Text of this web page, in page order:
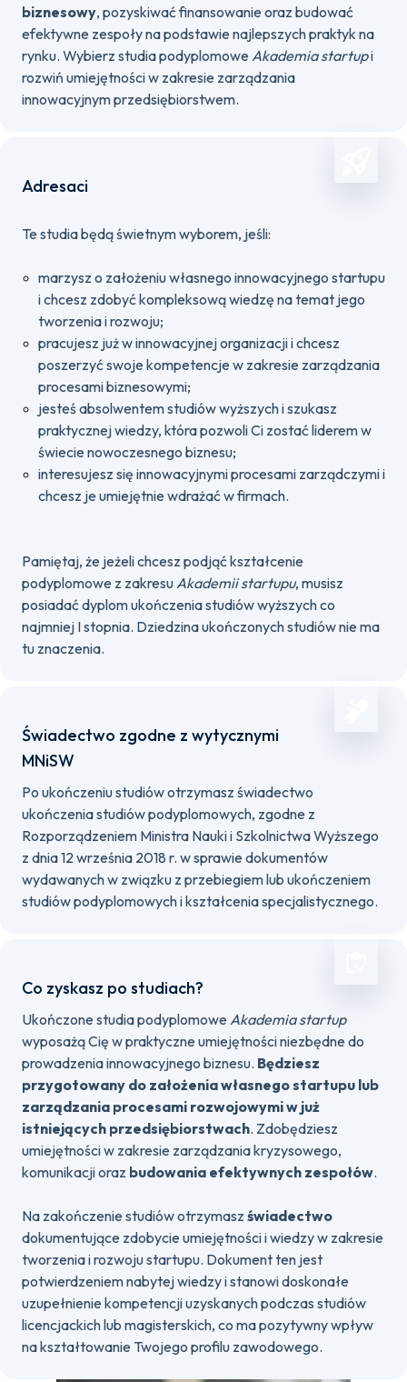
biznesowy, pozyskiwać finansowanie oraz budować
efektywne zespoły na podstawie najlepszych praktyk na
rynku. Wybierz studia podyplomowe Akademia startupi
rozwiń umiejętności w zakresie zarządzania
innowacyjnym przedsiębiorstwem.
Adresaci
Te studia będą świetnym wyborem, jeśli:
marzysz o założeniu własnego innowacyjnego startupu
i chcesz zdobyć kompleksową wiedzę na temat jego
tworzenia i rozwoju;
pracujesz już w innowacyjnej organizacji i chcesz
poszerzyć swoje kompetencje w zakresie zarządzania
procesami biznesowymi;
jesteś absolwentem studiów wyższych i szukasz
praktycznej wiedzy, która pozwoli Ci zostać liderem w
świecie nowoczesnego biznesu;
interesujesz się innowacyjnymi procesami zarządczymi i
chcesz je umiejętnie wdrażać w firmach.
Pamiętaj, że jeżeli chcesz podjąć kształcenie
podyplomowe z zakresuAkademii startupu, musisz
posiadać dyplom ukończenia studiów wyższych co
najmniej I stopnia. Dziedzina ukończonych studiów nie ma
tu znaczenia.
Świadectwo zgodne z wytycznymi
MNiSW
Po ukończeniu studiów otrzymasz świadectwo
ukończenia studiów podyplomowych, zgodne z
Rozporządzeniem Ministra Nauki i Szkolnictwa Wyższego
z dnia 12 września 2018 r. w sprawie dokumentów
wydawanych w związku z przebiegiem lub ukończeniem
studiów podyplomowych i kształcenia specjalistycznego.
Co zyskasz po studiach?
Ukończone studia podyplomowe Akademia startup
wyposażą Cię w praktyczne umiejętności niezbędne do
prowadzenia innowacyjnego biznesu. Będziesz
przygotowany do założenia własnego startupu lub
zarządzania procesami rozwojowymi w już
istniejących przedsiębiorstwach. Zdobędziesz
umiejętności w zakresie zarządzania kryzysowego,
komunikacji oraz budowania efektywnych zespołów.
Na zakończenie studiów otrzymasz świadectwo
dokumentujące zdobycie umiejętności i wiedzy w zakresie
tworzenia i rozwoju startupu. Dokument ten jest
potwierdzeniem nabytej wiedzy i stanowi doskonałe
uzupełnienie kompetencji uzyskanych podczas studiów
licencjackich lub magisterskich, co ma pozytywny wpływ
na kształtowanie Twojego profilu zawodowego.